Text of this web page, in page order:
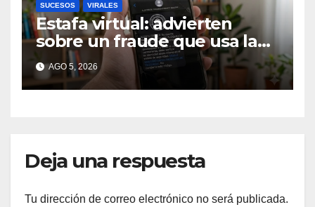
SUCESOS VIRALES
Estafa virtual: advierten
sobre un fraude que usa la
imagen del Banco Central
AGO 5, 2026
Deja una respuesta
Tu dirección de correo electrónico no será publicada.